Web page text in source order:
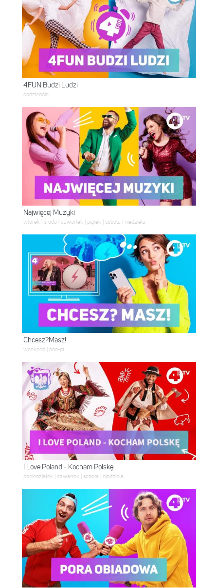
4FUN Budzi Ludzi
codziennie
Najwięcej Muzyki
wtorek | środa | czwartek | piątek | sobota | niedziela
Chcesz?Masz!
weekend | pon-pt
I Love Poland - Kocham Polskę
poniedziałek | czwartek | sobota | niedziela